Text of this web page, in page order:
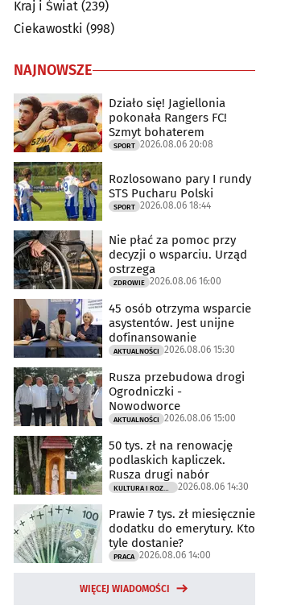
Kraj i Świat (239)
Ciekawostki (998)
NAJNOWSZE
Działo się! Jagiellonia
pokonała Rangers FC!
Szmyt bohaterem
SPORT 2026.08.06 20:08
Rozlosowano pary I rundy
STS Pucharu Polski
SPORT 2026.08.06 18:44
Nie płać za pomoc przy
decyzji o wsparciu. Urząd
ostrzega
ZDROWIE 2026.08.06 16:00
45 osób otrzyma wsparcie
asystentów. Jest unijne
dofinansowanie
AKTUALNOŚCI 2026.08.06 15:30
Rusza przebudowa drogi
Ogrodniczki -
Nowodworce
AKTUALNOŚCI 2026.08.06 15:00
50 tys. zł na renowację
podlaskich kapliczek.
Rusza drugi nabór
2026.08.06 14:30
Prawie 7 tys. zł miesięcznie
dodatku do emerytury. Kto
tyle dostanie?
PRACA 2026.08.06 14:00
WIĘCEJ WIADOMOŚCI